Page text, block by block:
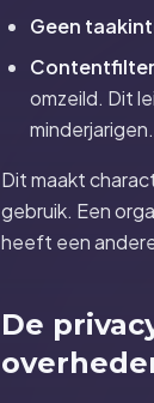
Geen
omzeild. Dit
minderjarigen.
Dit maakt
gebruik. Een
heeft een
De